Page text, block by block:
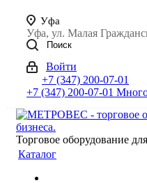
Уфа
Уфа, ул. Малая
Поиск
Войти
+7 (347) 200-07-01
+7 (347) 200-07-01
Торговое оборудование
Каталог